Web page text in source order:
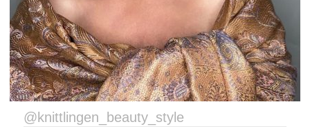
@knittlingen_beauty_style